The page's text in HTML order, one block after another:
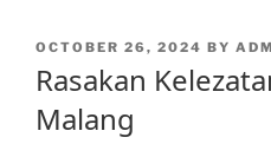
POSTED
OCTOBER 26, 2024 BY
Rasakan
Malang